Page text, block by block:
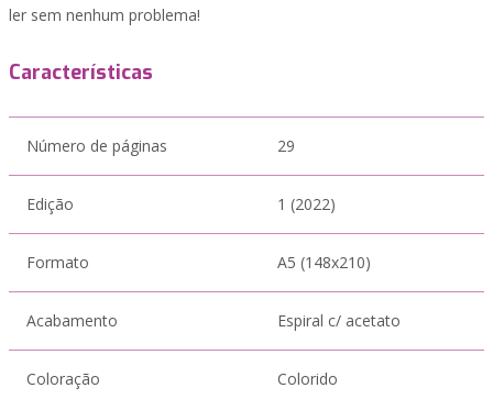
ler sem nenhum problema!
Características
Número de páginas 29
Edição 1 (2022)
Formato A5 (148x210)
Acabamento Espiral c/ acetato
Coloração Colorido